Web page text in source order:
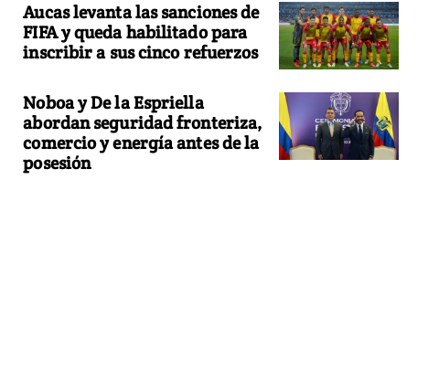
Aucas levanta las sanciones de
FIFA y queda habilitado para
inscribir a sus cinco refuerzos
Noboa y De la Espriella
abordan seguridad fronteriza,
comercio y energía antes de la
posesión